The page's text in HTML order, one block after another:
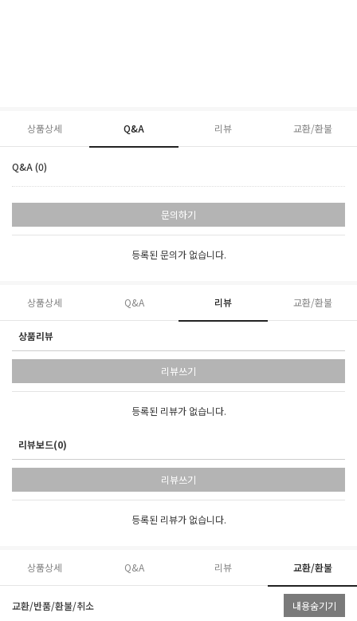
상품상세 Q&A 리뷰 교환/환불
Q&A (0)
문의하기
등록된 문의가 없습니다.
상품상세 Q&A 리뷰 교환/환불
상품리뷰
리뷰쓰기
등록된 리뷰가 없습니다.
리뷰보드(0)
리뷰쓰기
등록된 리뷰가 없습니다.
상품상세 Q&A 리뷰 교환/환불
교환/반품/환불/취소 내용숨기기